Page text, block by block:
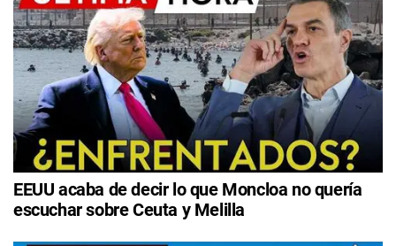
EEUU acaba de decir lo que Moncloa no quería
escuchar sobre Ceuta y Melilla